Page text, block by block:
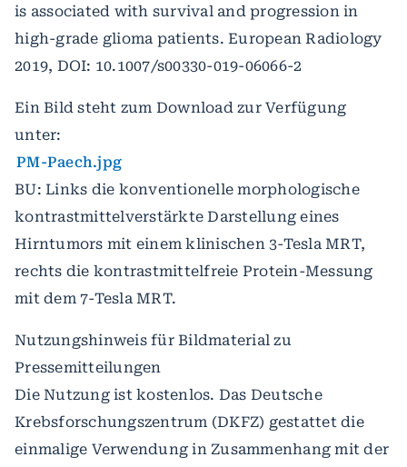
is associated with survival and progression in
high-grade glioma patients. European Radiology
2019, DOI: 10.1007/s00330-019-06066-2
Ein Bild steht zum Download zur Verfügung
unter:
PM-Paech.jpg
BU: Links die konventionelle morphologische
kontrastmittelverstärkte Darstellung eines
Hirntumors mit einem klinischen 3-Tesla MRT,
rechts die kontrastmittelfreie Protein-Messung
mit dem 7-Tesla MRT.
Nutzungshinweis für Bildmaterial zu
Pressemitteilungen
Die Nutzung ist kostenlos. Das Deutsche
Krebsforschungszentrum (DKFZ) gestattet die
einmalige Verwendung in Zusammenhang mit der